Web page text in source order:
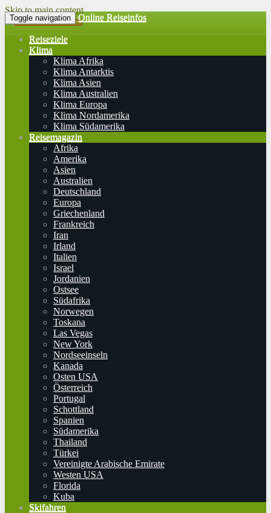
Skip to main content
Toggle navigation Online Reiseinfos
Reiseziele
Klima
Klima Afrika
Klima Antarktis
Klima Asien
Klima Australien
Klima Europa
Klima Nordamerika
Klima Südamerika
Reisemagazin
Afrika
Amerika
Asien
Australien
Deutschland
Europa
Griechenland
Frankreich
Iran
Irland
Italien
Israel
Jordanien
Ostsee
Südafrika
Norwegen
Toskana
Las Vegas
New York
Nordseeinseln
Kanada
Osten USA
Österreich
Portugal
Schottland
Spanien
Südamerika
Thailand
Türkei
Vereinigte Arabische Emirate
Westen USA
Florida
Kuba
Skifahren